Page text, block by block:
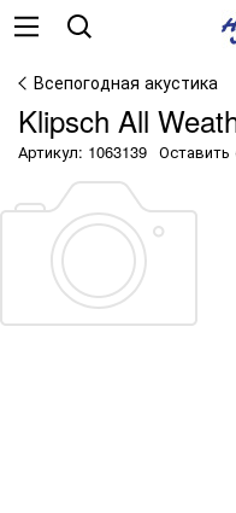
Всепогодная акустика
Klipsch All
Артикул: 1063139